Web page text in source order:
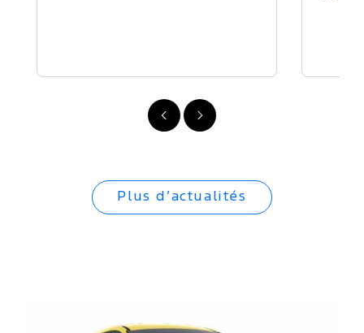
Suivant
Précédent
Plus d’actualités